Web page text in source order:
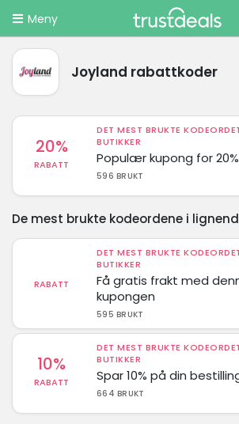
Meny
Joyland rabattkoder
20%
RABATT
DET MEST BRUKTE
BUTIKKER
Populær kupong for
596 BRUKT
De mest brukte kodeordene i
RABATT
DET MEST BRUKTE
BUTIKKER
Få gratis frakt med
kupongen
595 BRUKT
10%
RABATT
DET MEST BRUKTE
BUTIKKER
Spar 10% på din
664 BRUKT